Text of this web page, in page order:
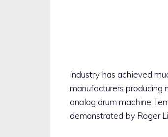
industry has achieved
manufacturers producing
analog drum machine
demonstrated by Roger